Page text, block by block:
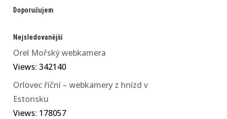
Doporučujem
Nejsledovanější
Orel Mořský webkamera
Views: 342140
Orlovec říční – webkamery z hnízd v
Estonsku
Views: 178057